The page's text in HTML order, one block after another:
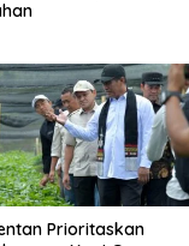
Prioritaskan